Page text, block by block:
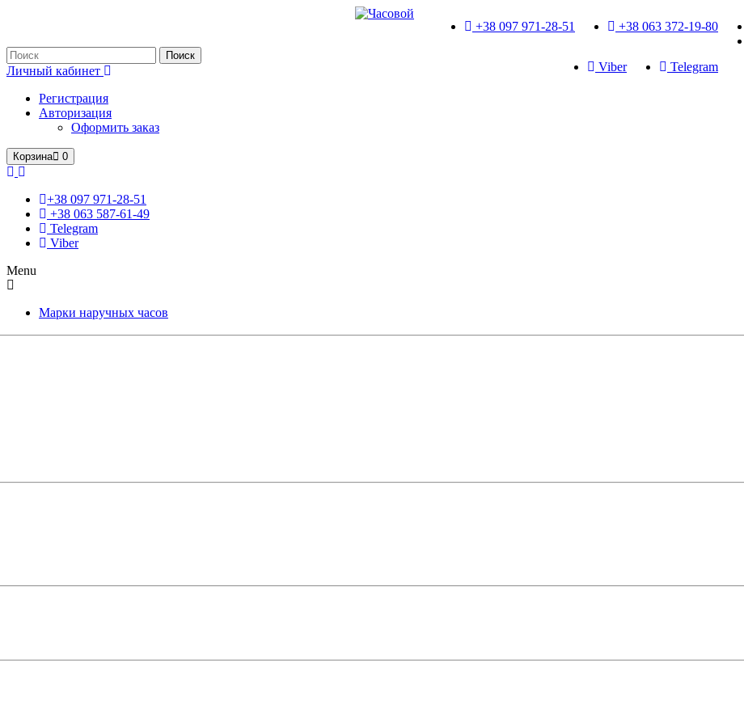
+38 063 372-19-80
+38 097 971-28-51
Telegram
Viber
Поиск
Личный кабинет
Регистрация
Авторизация
Оформить заказ
Корзина 0
+38 097 971-28-51
+38 063 587-61-49
Telegram
Viber
Menu
Марки наручных часов